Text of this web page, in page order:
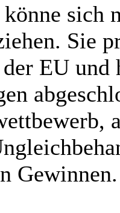
sich
Sie
EU und
Gewinnen.